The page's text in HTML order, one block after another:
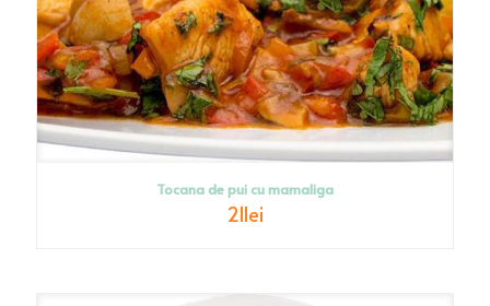
Tocana de pui cu mamaliga
21lei